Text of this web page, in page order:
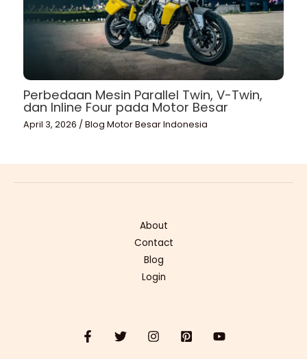
Perbedaan Mesin Parallel Twin, V-Twin,
dan Inline Four pada Motor Besar
April 3, 2026 /Blog Motor Besar Indonesia
About
Contact
Blog
Login